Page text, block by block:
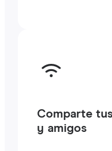
Comparte
y amigos